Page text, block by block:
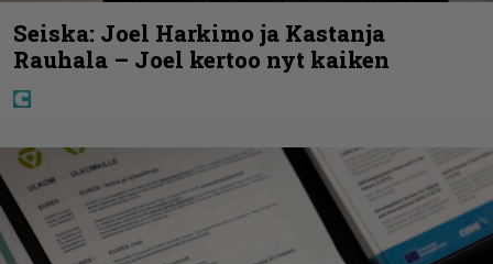
Seiska: Joel Harkimo ja Kastanja
Rauhala – Joel kertoo nyt kaiken